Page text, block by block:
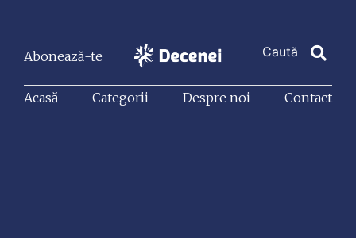
Abonează-te
Acasă Categorii Despre noi Contact